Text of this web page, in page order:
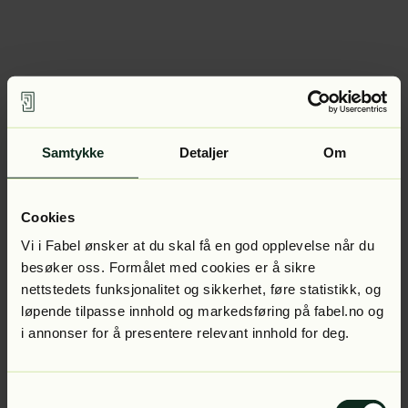
Samtykke Detaljer Om
Cookies
Vi i Fabel ønsker at du skal få en god opplevelse når du
besøker oss. Formålet med cookies er å sikre
nettstedets funksjonalitet og sikkerhet, føre statistikk, og
løpende tilpasse innhold og markedsføring på fabel.no og
i annonser for å presentere relevant innhold for deg.